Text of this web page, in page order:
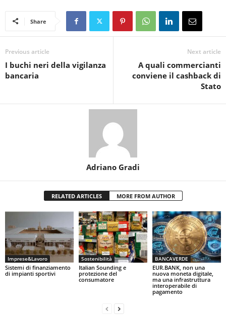
Share
Previous article
I buchi neri della vigilanza
bancaria
Next article
A quali commercianti
conviene il cashback di
Stato
Adriano Gradi
RELATED ARTICLES MORE FROM AUTHOR
Imprese&Lavoro
Sistemi di finanziamento
di impianti sportivi
Sostenibilità
Italian Sounding e
protezione del
consumatore
BANCAVERDE
EUR.BANK, non una
nuova moneta digitale,
ma una infrastruttura
interoperabile di
pagamento